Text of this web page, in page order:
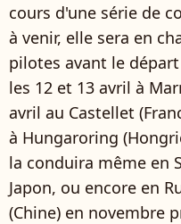
cours d'une série de
à venir, elle sera en
pilotes avant le
les 12 et 13 avril à
avril au Castellet
à Hungaroring
la conduira même en
Japon, ou encore en
(Chine) en novembre